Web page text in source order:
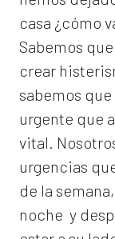
casa ¿cómo
Sabemos
crear
sabemos
urgente que
vital.
urgencias
de la
noche y